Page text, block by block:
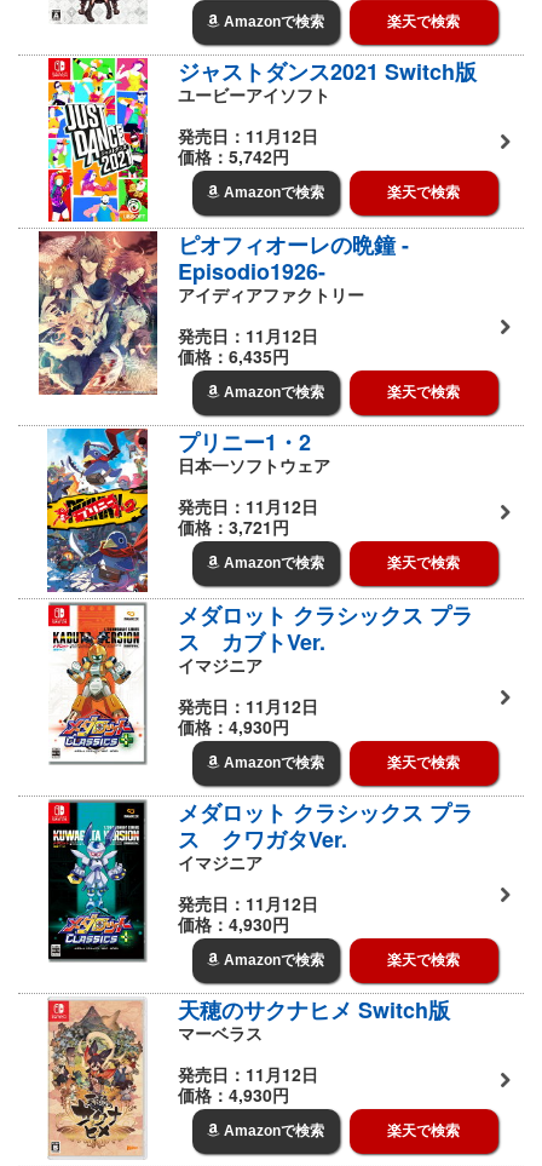
Amazonで検索 楽天で検索
ジャストダンス2021 Switch版
ユービーアイソフト
発売日：11月12日
価格：5,742円
Amazonで検索 楽天で検索
ピオフィオーレの晩鐘 -
Episodio1926-
アイディアファクトリー
発売日：11月12日
価格：6,435円
Amazonで検索 楽天で検索
プリニー1・2
日本一ソフトウェア
発売日：11月12日
価格：3,721円
Amazonで検索 楽天で検索
メダロット クラシックス プラ
ス カブトVer.
イマジニア
発売日：11月12日
価格：4,930円
Amazonで検索 楽天で検索
メダロット クラシックス プラ
ス クワガタVer.
イマジニア
発売日：11月12日
価格：4,930円
Amazonで検索 楽天で検索
天穂のサクナヒメ Switch版
マーベラス
発売日：11月12日
価格：4,930円
Amazonで検索 楽天で検索